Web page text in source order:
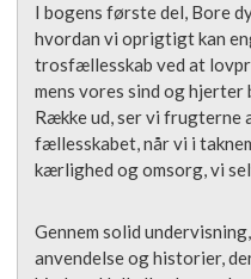
I bogens første del, Bore
hvordan vi oprigtigt kan
trosfællesskab ved at
mens vores sind og
Række ud, ser vi frugterne
fællesskabet, når vi i
kærlighed og omsorg, vi
Gennem solid
anvendelse og historier,